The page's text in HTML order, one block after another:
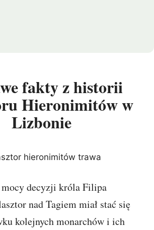
fakty z historii
Hieronimitów w
Lizbonie
mocy decyzji króla Filipa
nad Tagiem miał stać się
kolejnych monarchów i ich